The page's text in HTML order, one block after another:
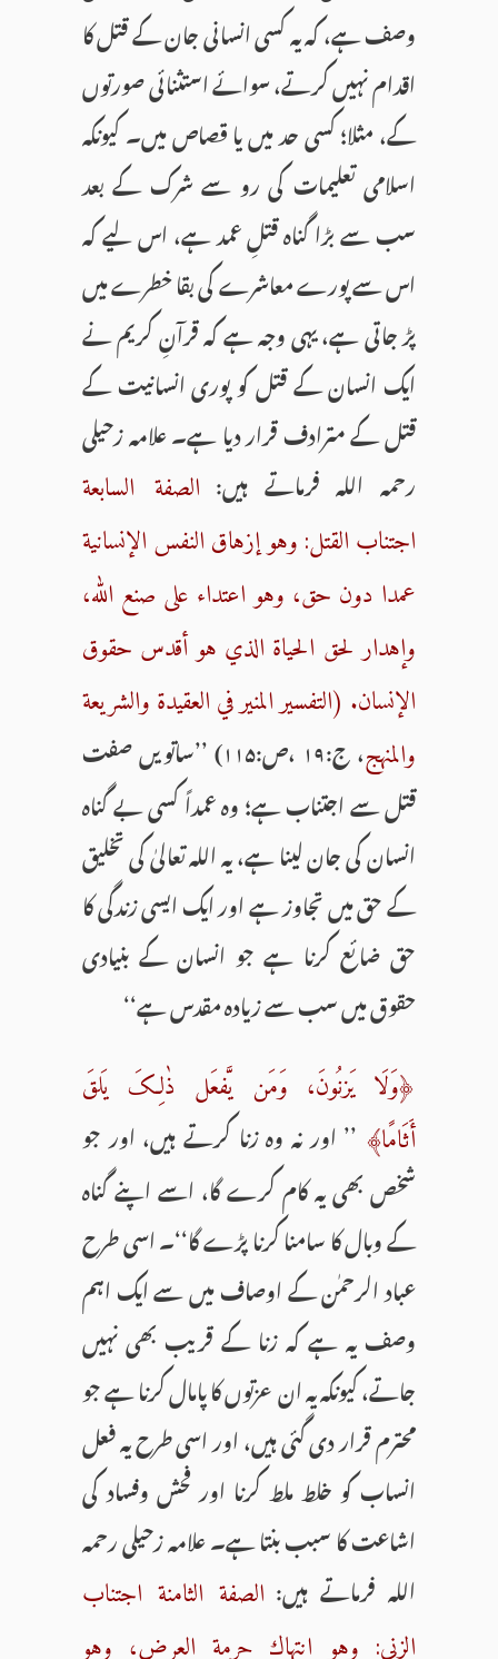
وصف ہے، کہ یہ کسی انسانی جان کے قتل کا
اقدام نہیں کرتے، سوائے استثنائی صورتوں
کے، مثلا؛ کسی حد میں یا قصاص میں۔ کیونکہ
اسلامی تعلیمات کی رو سے شرک کے بعد
سب سے بڑا گناہ قتلِ عمد ہے، اس لیے کہ
اس سے پورے معاشرے کی بقا خطرے میں
پڑ جاتی ہے، یہی وجہ ہے کہ قرآنِ کریم نے
ایک انسان کے قتل کو پوری انسانیت کے
قتل کے مترادف قرار دیا ہے۔ علامہ زحیلی
رحمہ اللہ فرماتے ہیں: الصفة السابعة
اجتناب القتل: وهو إزهاق النفس الإنسانية
عمدا دون حق، وهو اعتداء على صنع الله،
وإهدار لحق الحياة الذي هو أقدس حقوق
الإنسان. (التفسير المنير في العقيدة والشريعة
والمنهج
، ج:۱۹ ،ص:۱۱۵) ’’ساتویں صفت
قتل سے اجتناب ہے؛ وہ عمداً کسی بے گناہ
انسان کی جان لینا ہے، یہ اللہ تعالیٰ کی تخلیق
کے حق میں تجاوز ہے اور ایک ایسی زندگی کا
حق ضائع کرنا ہے جو انسان کے بنیادی
حقوق میں سب سے زیادہ مقدس ہے‘‘
﴿وَلَا یَزنُونَ، وَمَن یَّفعَل ذٰلِکَ یَلقَ
أَثَامًا﴾ ’’ اور نہ وہ زنا کرتے ہیں، اور جو
شخص بھی یہ کام کرے گا، اسے اپنے گناہ
کے وبال کا سامنا کرنا پڑے گا‘‘۔ اسی طرح
عباد الرحمٰن کے اوصاف میں سے ایک اہم
وصف یہ ہے کہ زنا کے قریب بھی نہیں
جاتے، کیونکہ یہ ان عزتوں کا پامال کرنا ہے جو
محترم قرار دی گئی ہیں، اور اسی طرح یہ فعل
انساب کو خلط ملط کرنا اور فحش وفساد کی
اشاعت کا سبب بنتا ہے۔ علامہ زحیلی رحمہ
اللہ فرماتے ہیں: الصفة الثامنة اجتناب
الزنى: وهو انتهاك حرمة العرض، وهو